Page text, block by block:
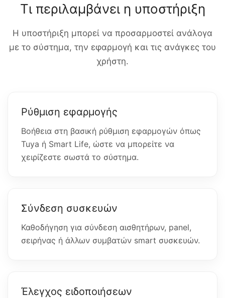
Τι περιλαμβάνει η υποστήριξη
Η υποστήριξη μπορεί να προσαρμοστεί ανάλογα
με το σύστημα, την εφαρμογή και τις ανάγκες του
χρήστη.
Ρύθμιση εφαρμογής
Βοήθεια στη βασική ρύθμιση εφαρμογών όπως
Tuya ή Smart Life, ώστε να μπορείτε να
χειρίζεστε σωστά το σύστημα.
Σύνδεση συσκευών
Καθοδήγηση για σύνδεση αισθητήρων, panel,
σειρήνας ή άλλων συμβατών smart συσκευών.
Έλεγχος ειδοποιήσεων